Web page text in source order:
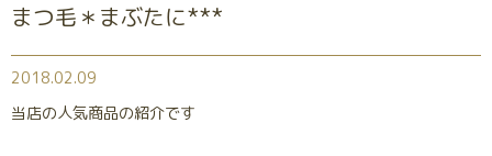
まつ毛＊まぶたに***
2018.02.09
当店の人気商品の紹介です